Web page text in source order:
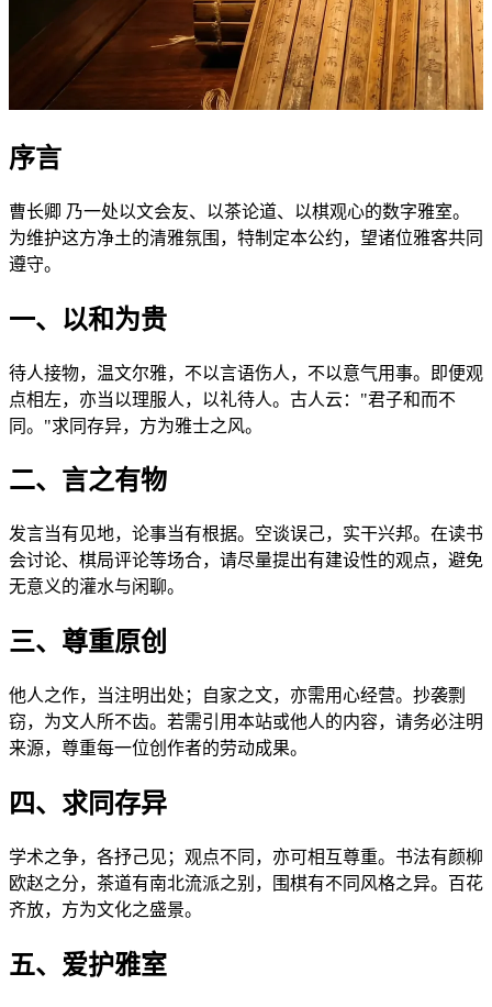
序言
曹长卿 乃一处以文会友、以茶论道、以棋观心的数字雅室。
为维护这方净土的清雅氛围，特制定本公约，望诸位雅客共同
遵守。
一、以和为贵
待人接物，温文尔雅，不以言语伤人，不以意气用事。即便观
点相左，亦当以理服人，以礼待人。古人云："君子和而不
同。"求同存异，方为雅士之风。
二、言之有物
发言当有见地，论事当有根据。空谈误己，实干兴邦。在读书
会讨论、棋局评论等场合，请尽量提出有建设性的观点，避免
无意义的灌水与闲聊。
三、尊重原创
他人之作，当注明出处；自家之文，亦需用心经营。抄袭剽
窃，为文人所不齿。若需引用本站或他人的内容，请务必注明
来源，尊重每一位创作者的劳动成果。
四、求同存异
学术之争，各抒己见；观点不同，亦可相互尊重。书法有颜柳
欧赵之分，茶道有南北流派之别，围棋有不同风格之异。百花
齐放，方为文化之盛景。
五、爱护雅室